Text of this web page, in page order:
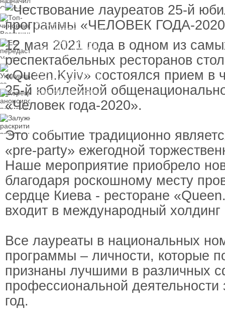
Топ-чиновнику
Воздушных сил
вручили подозрение по
1 млрд гривен
ЕС передаст Украине
средства от доходов от
замороженных активов
России
Украинцы за рубежом
могут потерять доступ
к госжилью и выплатам
Корецкий анонсировал
вступление Украины в
НАТО и предлагает
12 мая 2021 года в одном из
респектабельных ресторанов
«Queen.Kyiv» состоялся прием в
25-й юбилейной
«Человек года-2020».
Это событие традиционно
«pre-party» ежегодной
Наше мероприятие приобрело
благодаря роскошному месту
сердце Киева - ресторане
входит в международный
Все лауреаты в национальных
программы – личности, которые
признаны лучшими в различных
профессиональной
год.